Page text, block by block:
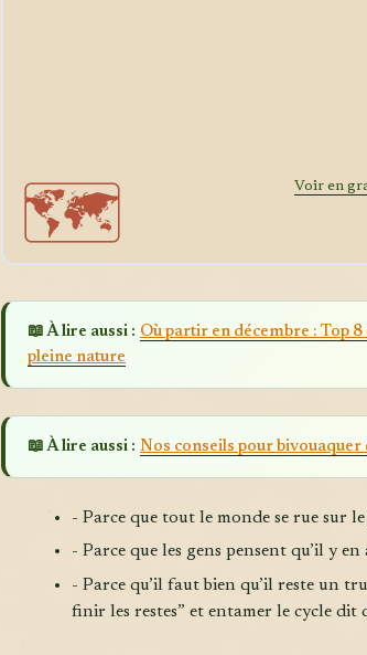
🗺️ Voir en
📖 À lire aussi : Où partir en décembre : Top
pleine nature
📖 À lire aussi : Nos conseils pour
- Parce que tout le monde se rue sur
- Parce que les gens pensent qu’il y
- Parce qu’il faut bien qu’il reste un
finir les restes” et entamer le cycle dit